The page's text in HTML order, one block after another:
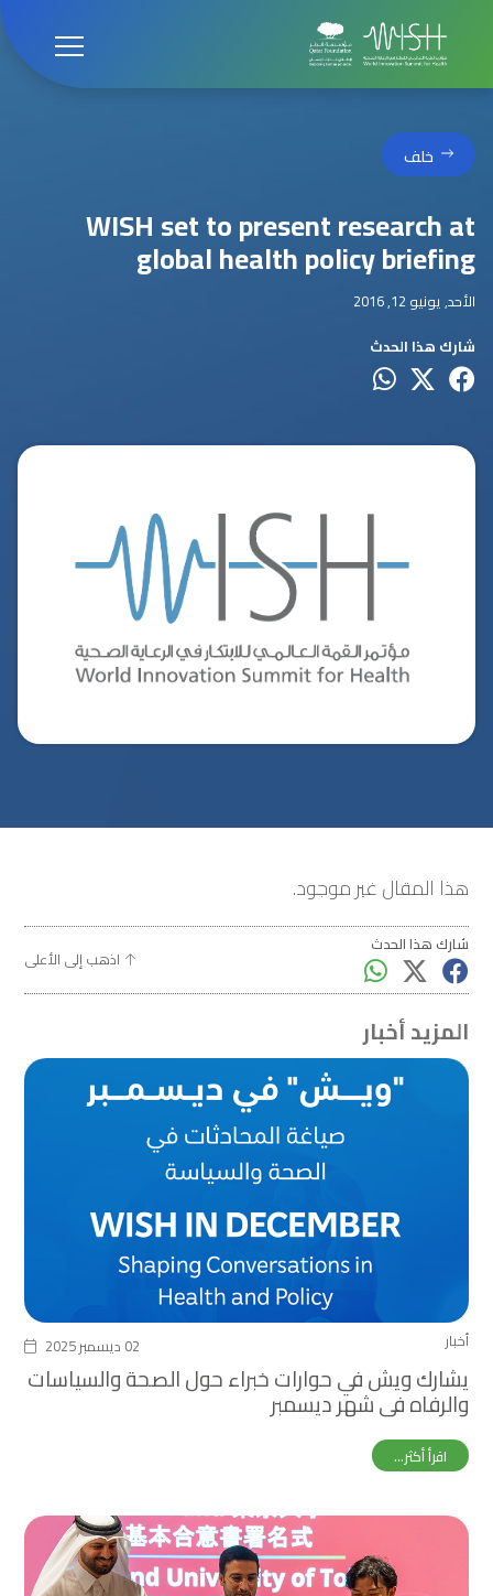
خلف
WISH set to present research at
global health policy briefing
الأحد, يونيو 12, 2016
شارك هذا الحدث
هذا المقال غير موجود.
شارك هذا الحدث
اذهب إلى الأعلى
المزيد أخبار
أخبار 02 ديسمبر 2025
يشارك ويش في حوارات خبراء حول الصحة والسياسات
والرفاه في شهر ديسمبر
اقرأ أكثر...